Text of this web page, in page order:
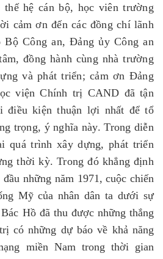
thế hệ cán bộ, học viên trường
cảm ơn đến các đồng chí lãnh
Bộ Công an, Đảng ủy Công an
đồng hành cùng nhà trường
và phát triển; cảm ơn Đảng
viện Chính trị CAND đã tận
điều kiện thuận lợi nhất để tổ
trọng, ý nghĩa này. Trong diễn
quá trình xây dựng, phát triển
thời kỳ. Trong đó khẳng định
những năm 1971, cuộc chiến
Mỹ của nhân dân ta dưới sự
Hồ đã thu được những thắng
có những dự báo về khả năng
miền Nam trong thời gian